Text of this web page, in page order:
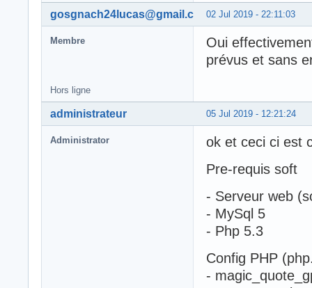
02 Jul 2019 - 22:11:03
gosgnach24lucas@gmail.com
Membre
Oui
prévus et sans
Hors ligne
05 Jul 2019 - 12:21:24
administrateur
Administrator
ok et ceci ci est
Pre-requis soft
- Serveur web
- MySql 5
- Php 5.3
Config PHP
-